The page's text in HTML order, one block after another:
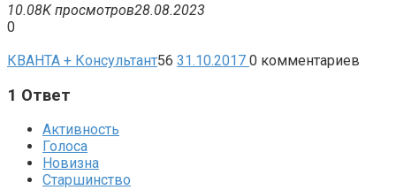
10.08K просмотров28.08.2023
0
КВАНТА + Консультант56 31.10.2017 0 комментариев
1 Ответ
Активность
Голоса
Новизна
Старшинство